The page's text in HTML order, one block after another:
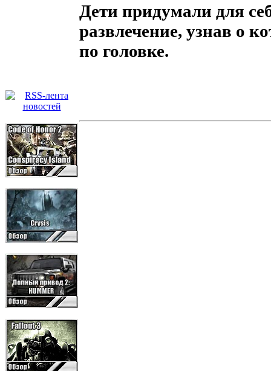
Дети придумали для
развлечение, узнав о
по головке.